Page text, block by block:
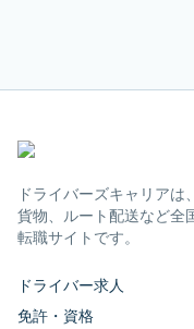
ドライバーズキャリアは
貨物、ルート配送など全
転職サイトです。
ドライバー求人
免許・資格